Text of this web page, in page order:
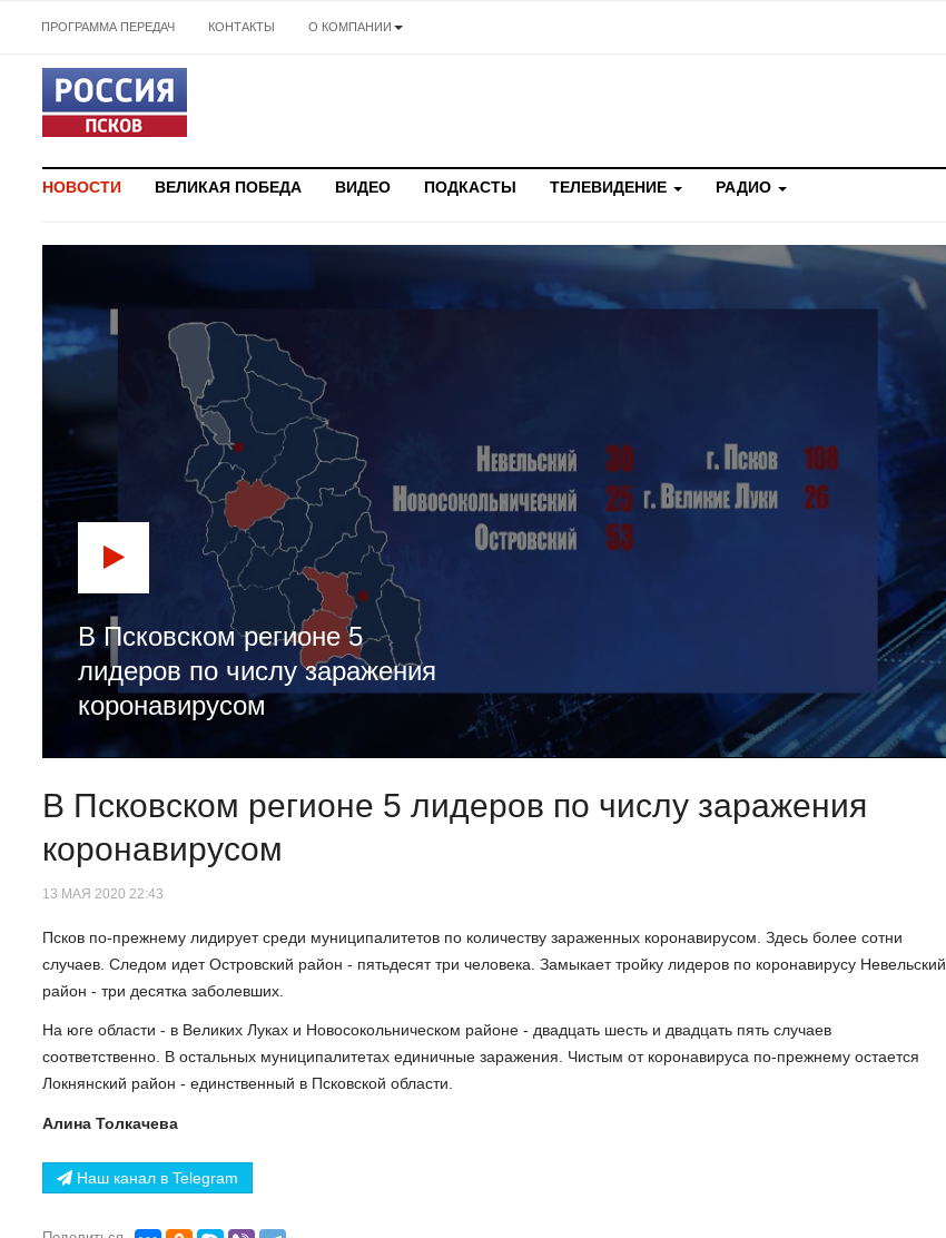
ПРОГРАММА ПЕРЕДАЧ КОНТАКТЫ О КОМПАНИИ
НОВОСТИ ВЕЛИКАЯ ПОБЕДА ВИДЕО ПОДКАСТЫ ТЕЛЕВИДЕНИЕ РАДИО
В Псковском регионе 5
лидеров по числу заражения
коронавирусом
В Псковском регионе 5 лидеров по числу заражения
коронавирусом
13 МАЯ 2020 22:43
Псков по-прежнему лидирует среди муниципалитетов по количеству зараженных коронавирусом. Здесь более сотни
случаев. Следом идет Островский район - пятьдесят три человека. Замыкает тройку лидеров по коронавирусу Невельский
район - три десятка заболевших.
На юге области - в Великих Луках и Новосокольническом районе - двадцать шесть и двадцать пять случаев
соответственно. В остальных муниципалитетах единичные заражения. Чистым от коронавируса по-прежнему остается
Локнянский район - единственный в Псковской области.
Алина Толкачева
Наш канал в Telegram